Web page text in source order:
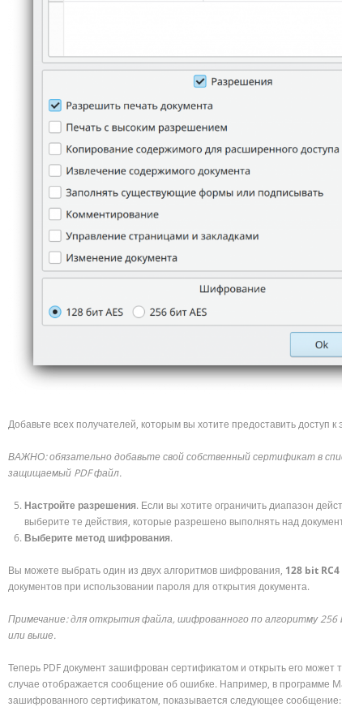
Добавьте всех получателей, которым вы хотите предоставить доступ к
ВАЖНО: обязательно добавьте свой собственный сертификат в
защищаемый PDF файл.
Настройте разрешения. Если вы хотите ограничить диапазон
выберите те действия, которые разрешено выполнять над
Выберите метод шифрования.
Вы можете выбрать один из двух алгоритмов шифрования, 128 bit RC4
документов при использовании пароля для открытия документа.
Примечание: для открытия файла, шифрованного по алгоритму 256
или выше.
Теперь PDF документ зашифрован сертификатом и открыть его может
случае отображается сообщение об ошибке. Например, в программе
зашифрованного сертификатом, показывается следующее сообщение: